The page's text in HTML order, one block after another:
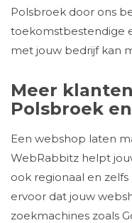
Polsbroek door ons
toekomstbestendige
met jouw bedrijf kan
Meer
Polsbroek
Een webshop laten
WebRabbitz helpt
ook regionaal en
ervoor dat jouw
zoekmachines zoals